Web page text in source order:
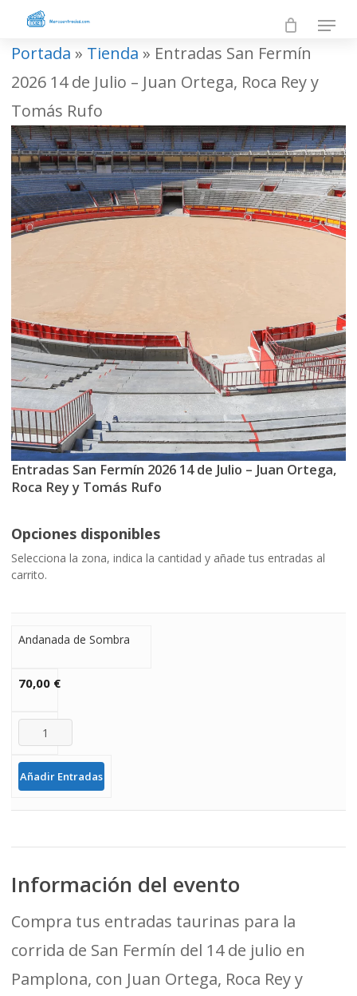
Skip
content
Menu
Portada » Tienda » Entradas San Fermín
2026 14 de Julio – Juan Ortega, Roca Rey y
Tomás Rufo
Entradas San Fermín 2026 14 de Julio – Juan Ortega,
Roca Rey y Tomás Rufo
Opciones disponibles
Selecciona la zona, indica la cantidad y añade tus entradas al
carrito.
Andanada de Sombra
70,00 €
Añadir Entradas
Información del evento
Compra tus entradas taurinas para la
corrida de San Fermín del 14 de julio en
Pamplona, con Juan Ortega, Roca Rey y